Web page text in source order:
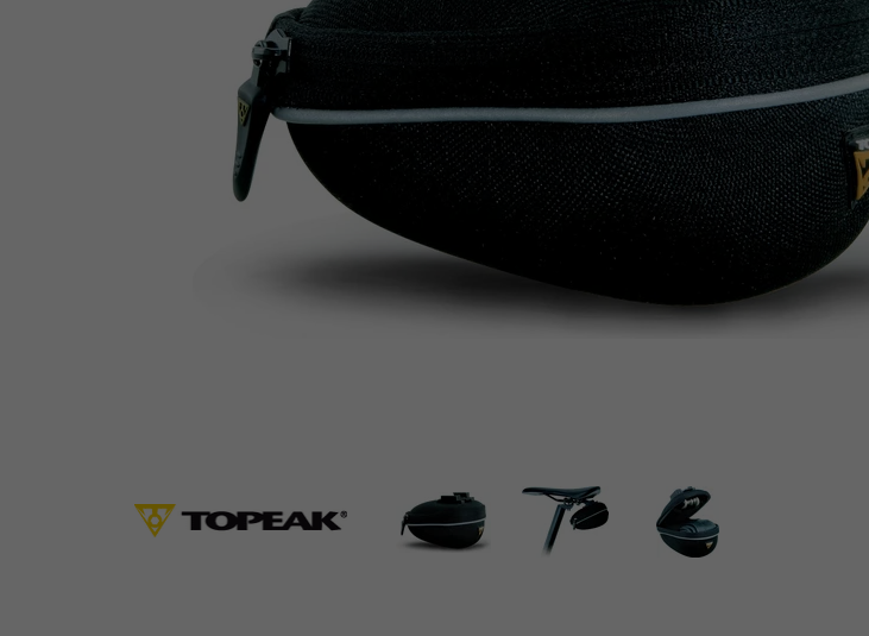
Topeak